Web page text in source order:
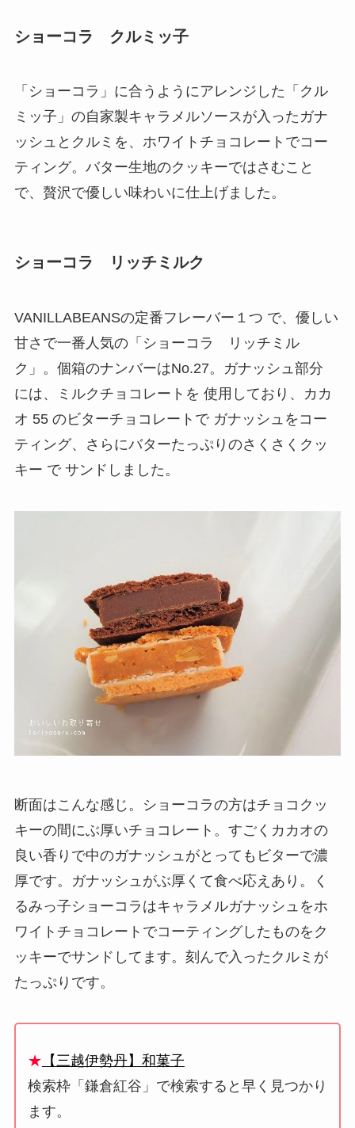
ショーコラ クルミッ子
「ショーコラ」に合うようにアレンジした「クル
ミッ子」の自家製キャラメルソースが入ったガナ
ッシュとクルミを、ホワイトチョコレートでコー
ティング。バター生地のクッキーではさむこと
で、贅沢で優しい味わいに仕上げました。
ショーコラ リッチミルク
VANILLABEANSの定番フレーバー１つ で、優しい
甘さで一番人気の「ショーコラ リッチミル
ク」。個箱のナンバーはNo.27。ガナッシュ部分
には、ミルクチョコレートを 使用しており、カカ
オ 55 のビターチョコレートで ガナッシュをコー
ティング、さらにバターたっぷりのさくさくクッ
キー で サンドしました。
断面はこんな感じ。ショーコラの方はチョコクッ
キーの間にぶ厚いチョコレート。すごくカカオの
良い香りで中のガナッシュがとってもビターで濃
厚です。ガナッシュがぶ厚くて食べ応えあり。く
るみっ子ショーコラはキャラメルガナッシュをホ
ワイトチョコレートでコーティングしたものをク
ッキーでサンドしてます。刻んで入ったクルミが
たっぷりです。
★ 【三越伊勢丹】和菓子
検索枠「鎌倉紅谷」で検索すると早く見つかり
ます。